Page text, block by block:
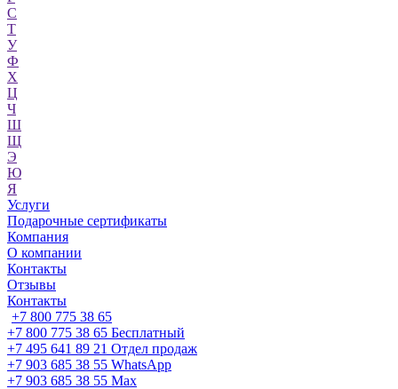
С
Т
У
Ф
Х
Ц
Ч
Ш
Щ
Э
Ю
Я
Услуги
Подарочные сертификаты
Компания
О компании
Контакты
Отзывы
Контакты
+7 800 775 38 65
+7 800 775 38 65 Бесплатный
+7 495 641 89 21 Отдел продаж
+7 903 685 38 55 WhatsApp
+7 903 685 38 55 Max